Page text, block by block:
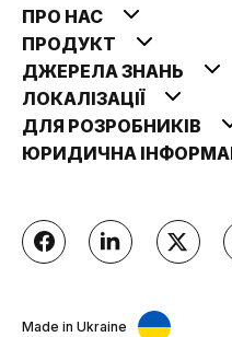
ПРО НАС
ПРОДУКТ
ДЖЕРЕЛА ЗНАНЬ
ЛОКАЛІЗАЦІЇ
ДЛЯ РОЗРОБНИКІВ
ЮРИДИЧНА
Made in Ukraine